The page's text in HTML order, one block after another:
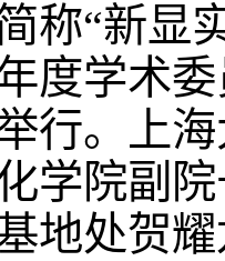
称“新显
度学术
行。上
学院副
地处贺